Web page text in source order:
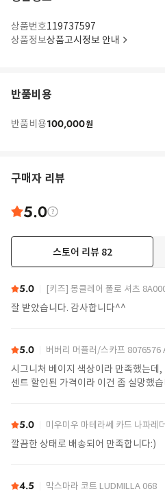
상품번호119737597
상품정보상품고시정보 안내
반품비용
반품비용100,000원
구매자 리뷰
5.0
스토어 리뷰 82
5.0 [키즈] 몽클레어 폴로 셔츠
잘 받았습니다. 감사합니다^^
5.0 버버리 머플러/스카프 8076576
시그니처 베이지 색상이라 만족했는데
센트 할인된 가격이라 이건 좀 실망했
5.0 미우미우 마테라쎄 카드 나파레더
깔끔한 상태로 배송되어 만족합니다:)
4.5 막스마라 코트 LUDMILLA 068